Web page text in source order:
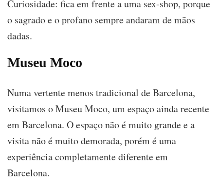
Curiosidade: fica em frente a uma sex-shop, porque
o sagrado e o profano sempre andaram de mãos
dadas.
Museu Moco
Numa vertente menos tradicional de Barcelona,
visitamos o Museu Moco, um espaço ainda recente
em Barcelona. O espaço não é muito grande e a
visita não é muito demorada, porém é uma
experiência completamente diferente em
Barcelona.